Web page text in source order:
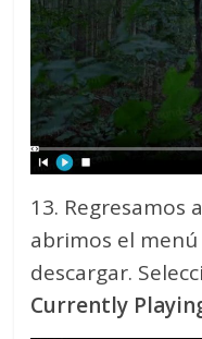
13. Regresamos
abrimos el
descargar.
Currently